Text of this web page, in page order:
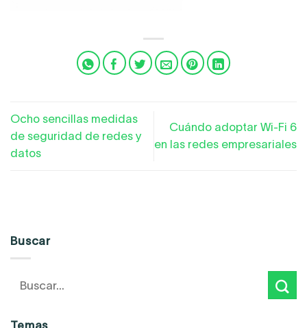
Ocho sencillas medidas
de seguridad de redes y
datos
Cuándo adoptar Wi-Fi 6
en las redes empresariales
Buscar
Temas